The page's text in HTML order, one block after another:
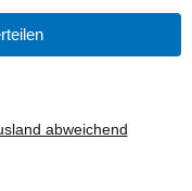
abweichend